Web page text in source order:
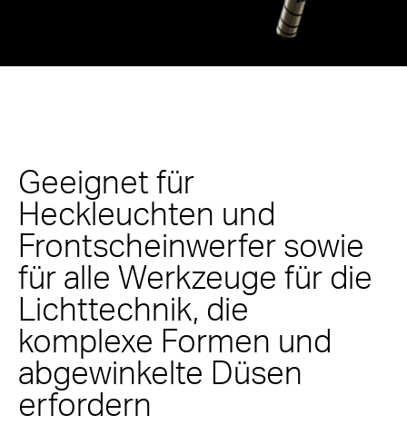
Geeignet für
Heckleuchten und
Frontscheinwerfer sowie
für alle Werkzeuge für die
Lichttechnik, die
komplexe Formen und
abgewinkelte Düsen
erfordern